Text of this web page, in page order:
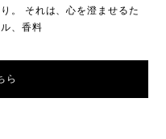
。 それは、心を澄ませるた
、香料
ら